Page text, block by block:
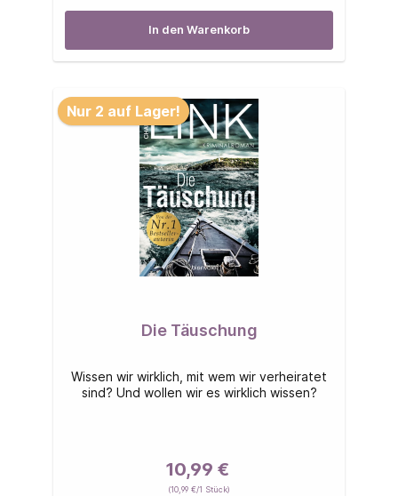
In den Warenkorb
Nur 2 auf Lager!
Die Täuschung
Wissen wir wirklich, mit wem wir verheiratet
sind? Und wollen wir es wirklich wissen?
10,99 €
(10,99 €/1 Stück)